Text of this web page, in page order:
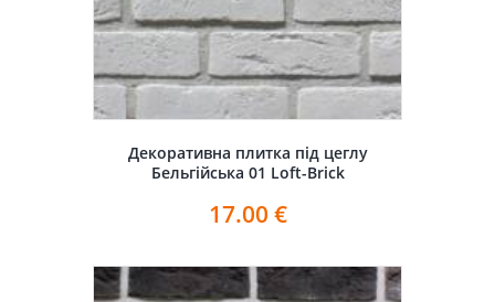
Декоративна плитка під цеглу
Бельгійська 01 Loft-Brick
17.00 €